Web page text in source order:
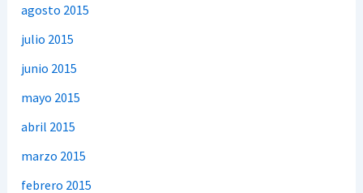
agosto 2015
julio 2015
junio 2015
mayo 2015
abril 2015
marzo 2015
febrero 2015